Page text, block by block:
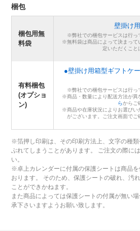
梱包
梱包用無
料袋
壁掛け
※弊社での梱包サービスは行っ
※無料袋は商品によって決まって
定いただくこと
有料梱包
(オプショ
ン)
●壁掛け用箱型ギフトケ
※弊社での梱包サービスは行っ
※商品・数量により配送方法が異
らからご
※商品や在庫状況によりお選びい
がございます。ご注文画面でご
※箔押し印刷は、その印刷方法上、文字の種
ぶれてしまうことがあります。 ご注文の際に
い。
※卓上カレンダーに付属の保護シートは商品
おります。 そのため、保護シートの破れ、汚
ことができかねます。
また商品によっては保護シートの付属が無い
承下さいますようお願い致します。